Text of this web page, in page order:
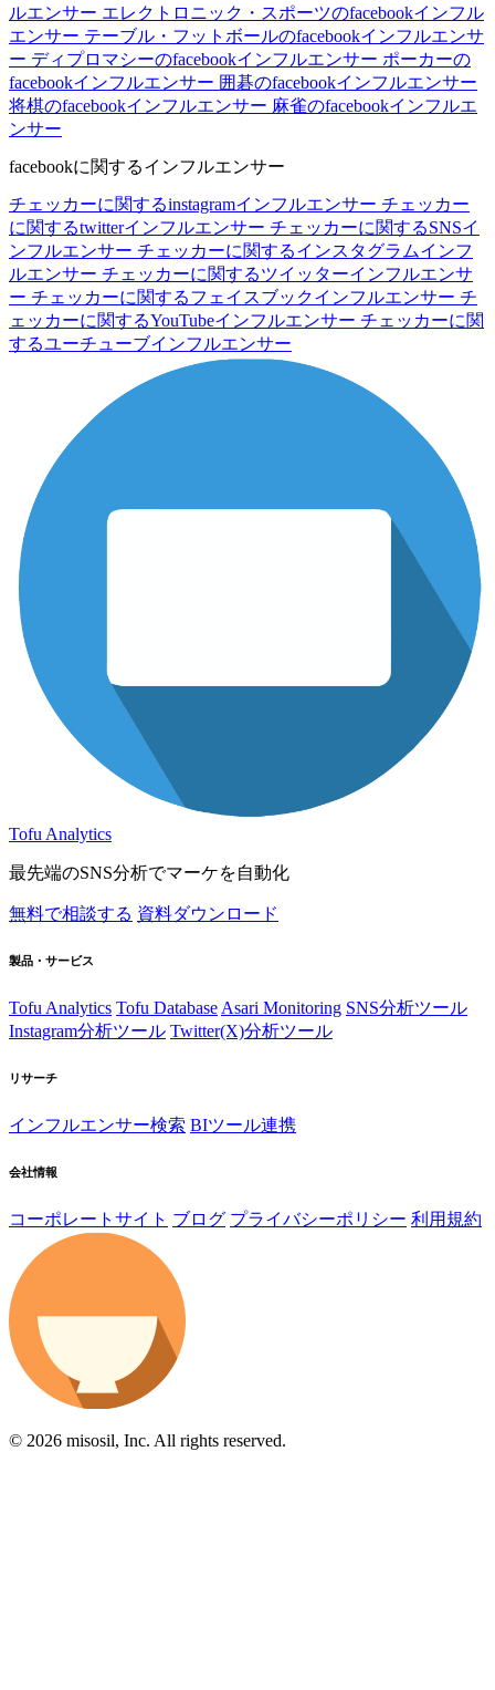
ルエンサー エレクトロニック・スポーツのfacebookインフル
エンサー テーブル・フットボールのfacebookインフルエンサ
ー ディプロマシーのfacebookインフルエンサー ポーカーの
facebookインフルエンサー 囲碁のfacebookインフルエンサー
将棋のfacebookインフルエンサー 麻雀のfacebookインフルエ
ンサー
facebookに関するインフルエンサー
チェッカーに関するinstagramインフルエンサー チェッカー
に関するtwitterインフルエンサー チェッカーに関するSNSイ
ンフルエンサー チェッカーに関するインスタグラムインフ
ルエンサー チェッカーに関するツイッターインフルエンサ
ー チェッカーに関するフェイスブックインフルエンサー チ
ェッカーに関するYouTubeインフルエンサー チェッカーに関
するユーチューブインフルエンサー
Tofu Analytics
最先端のSNS分析でマーケを自動化
無料で相談する 資料ダウンロード
製品・サービス
Tofu Analytics Tofu Database Asari Monitoring SNS分析ツール
Instagram分析ツール Twitter(X)分析ツール
リサーチ
インフルエンサー検索 BIツール連携
会社情報
コーポレートサイト ブログ プライバシーポリシー 利用規約
© 2026 misosil, Inc. All rights reserved.